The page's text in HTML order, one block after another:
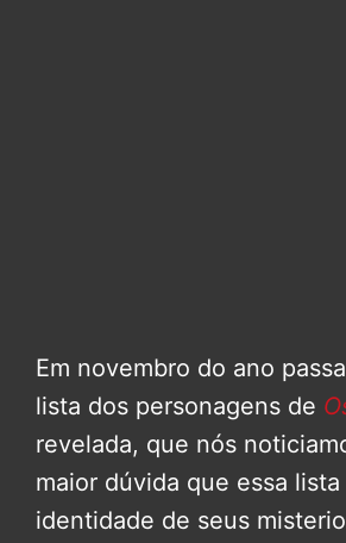
Em novembro do ano
lista dos personagens de
revelada, que nós
maior dúvida que essa
identidade de seus